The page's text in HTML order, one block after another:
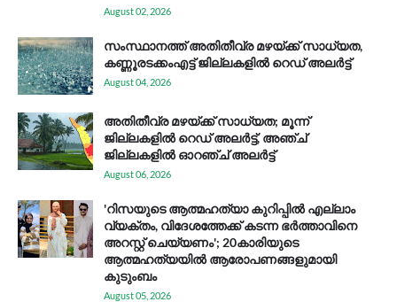
August 02, 2026
സം​സ്ഥാ​ന​ത്ത് അ​തി​തീ​വ്ര മ​ഴ​യ്ക്ക് സാ​ധ്യ​ത,
കണ്ണൂരടക്കംഎ​ട്ട് ജി​ല്ല​ക​ളി​ൽ റെ​ഡ് അ​ലർ​ട്ട്
August 04, 2026
അതിതീവ്ര മഴയ്ക്ക് സാധ്യത; മൂന്ന്
ജില്ലകളിൽ റെഡ് അലർട്ട്, അഞ്ച്
ജില്ലകളിൽ ഓറഞ്ച് അലർട്ട്
August 06, 2026
'റിസയുടെ ആത്മഹത്യാ കുറിപ്പിൽ എല്ലാം
വ്യക്തം, വിദേശത്തേക്ക് കടന്ന ഭർത്താവിനെ
അറസ്റ്റ് ചെയ്യണം'; 20കാരിയുടെ
ആത്മഹത്യയിൽ ആരോപണങ്ങളുമായി
കുടുംബം
August 05, 2026